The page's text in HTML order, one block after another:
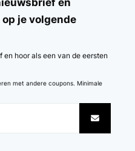
je volgende
hoor als een van de eersten
met andere coupons. Minimale